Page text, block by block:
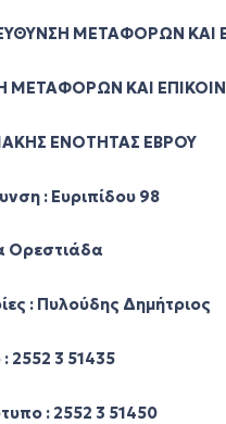
ΜΕΤΑΦΟΡΩΝ ΚΑΙ
ΜΕΤΑΦΟΡΩΝ ΚΑΙ
ΕΝΟΤΗΤΑΣ ΕΒΡΟΥ
: Ευριπίδου 98
Ορεστιάδα
: Πυλούδης Δημήτριος
2552 3 51435
: 2552 3 51450